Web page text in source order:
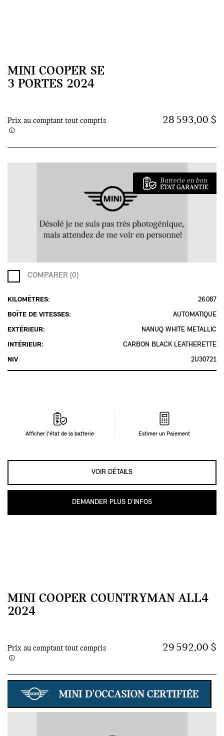
MINI COOPER SE
3 PORTES 2024
Prix au comptant tout compris 28 593,00 $
COMPARER (0)
KILOMÈTRES:
BOÎTE DE VITESSES:
EXTÉRIEUR:
INTÉRIEUR:
NIV
26 087
AUTOMATIQUE
NANUQ WHITE METALLIC
CARBON BLACK LEATHERETTE
2U30721
Afficher l'état de la batterie Estimer un Paiement
VOIR DÉTAILS
DEMANDER PLUS D’INFOS
MINI COOPER COUNTRYMAN ALL4
2024
Prix au comptant tout compris 29 592,00 $